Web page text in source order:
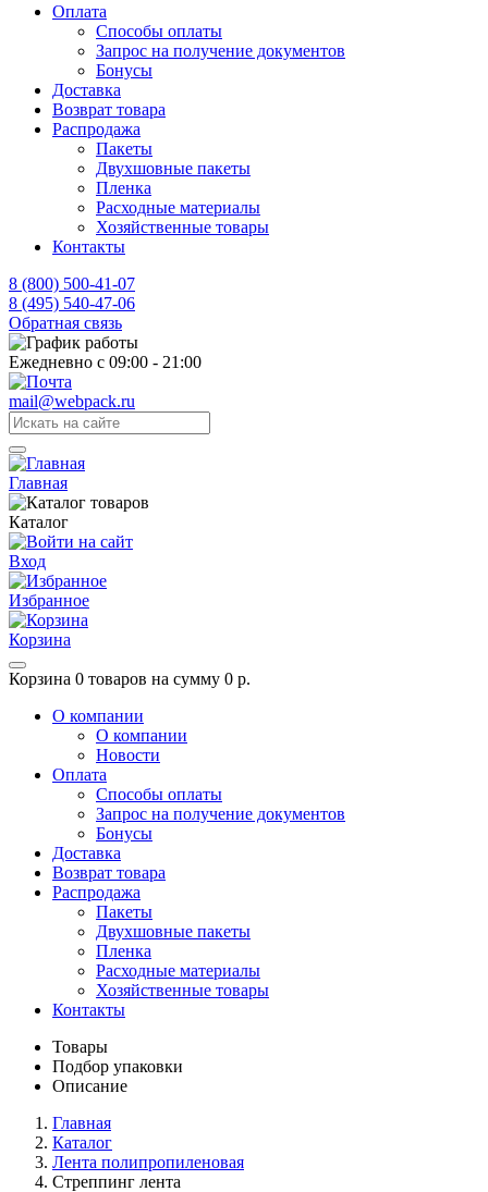
Оплата
Способы оплаты
Запрос на получение документов
Бонусы
Доставка
Возврат товара
Распродажа
Пакеты
Двухшовные пакеты
Пленка
Расходные материалы
Хозяйственные товары
Контакты
8 (800) 500-41-07
8 (495) 540-47-06
Обратная связь
Ежедневно с 09:00 - 21:00
mail@webpack.ru
Главная
Каталог
Вход
Избранное
Корзина
Корзина 0 товаров на сумму 0 р.
О компании
О компании
Новости
Оплата
Способы оплаты
Запрос на получение документов
Бонусы
Доставка
Возврат товара
Распродажа
Пакеты
Двухшовные пакеты
Пленка
Расходные материалы
Хозяйственные товары
Контакты
Товары
Подбор упаковки
Описание
Главная
Каталог
Лента полипропиленовая
Стреппинг лента